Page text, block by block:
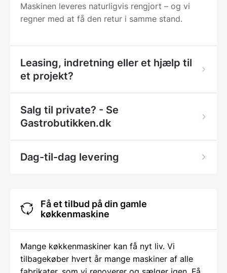
Maskinen leveres naturligvis rengjort – og vi
regner med at få den retur i samme stand.
Leasing, indretning eller et hjælp til
et projekt?
Salg til private? - Se
Gastrobutikken.dk
Dag-til-dag levering
Få et tilbud på din gamle
køkkenmaskine
Mange køkkenmaskiner kan få nyt liv. Vi
tilbagekøber hvert år mange maskiner af alle